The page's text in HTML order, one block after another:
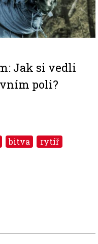
Jak si vedli
poli?
bitva rytíř